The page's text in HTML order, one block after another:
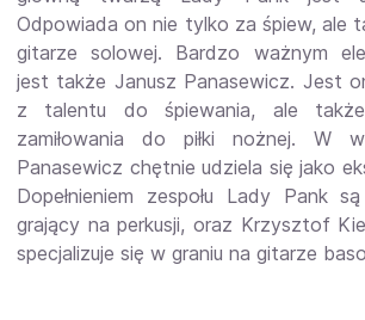
Odpowiada on nie tylko za śpiew, ale
gitarze solowej. Bardzo ważnym
jest także Janusz Panasewicz. Jest
z talentu do śpiewania, ale
zamiłowania do piłki nożnej. W
Panasewicz chętnie udziela się jako
Dopełnieniem zespołu Lady Pank
grający na perkusji, oraz Krzysztof
specjalizuje się w graniu na gitarze